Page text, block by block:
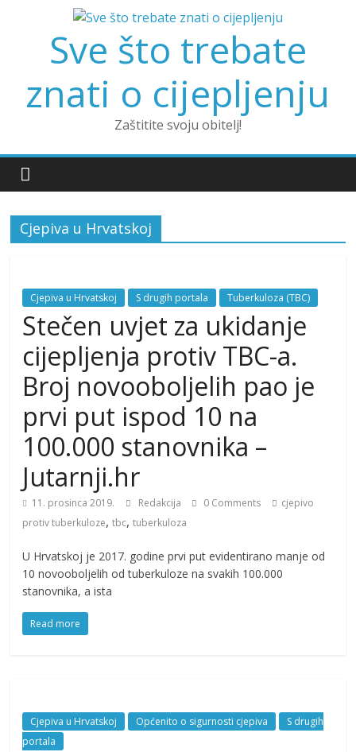
Sve što trebate
znati o cijepljenju
Zaštitite svoju obitelj!
Cjepiva u Hrvatskoj
Cjepiva u Hrvatskoj S drugih portala Tuberkuloza (TBC)
Stečen uvjet za ukidanje
cijepljenja protiv TBC-a.
Broj novooboljelih pao je
prvi put ispod 10 na
100.000 stanovnika –
Jutarnji.hr
11. prosinca 2019. Redakcija 0 Comments
cjepivo
protiv tuberkuloze,tbc,tuberkuloza
U Hrvatskoj je 2017. godine prvi put evidentirano manje od
10 novooboljelih od tuberkuloze na svakih 100.000
stanovnika, a ista
Read more
Cjepiva u Hrvatskoj Općenito o sigurnosti cjepiva
S drugih
portala